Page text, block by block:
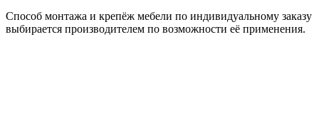
Способ монтажа и крепёж мебели по индивидуальному заказу
выбирается производителем по возможности её применения.